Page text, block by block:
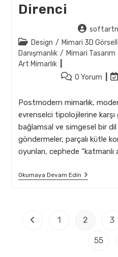
Direnci
Post
author:
Post
category:
Design / Mimari 3D
Danışmanlık / Mimari Tasarım
Art Mimarlık
Post0 Yorum
Postmodern mimarlık,
evrenselci tipolojilerine
bağlamsal ve simgesel bir dil
göndermeler, parçalı kütle
oyunları, cephede “katmanlı
Okumaya Devam EdinPostmodern
Mimari
Go to the previous page
1 2 3
55